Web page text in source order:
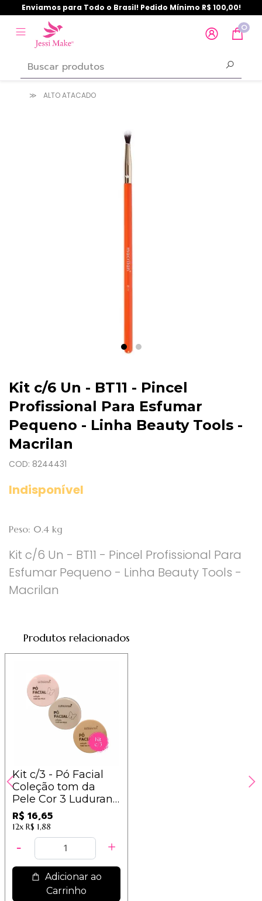
Enviamos para Todo o Brasil! Pedido Mínimo R$ 100,00!
0
ALTO ATACADO
Kit c/6 Un - BT11 - Pincel
Profissional Para Esfumar
Pequeno - Linha Beauty Tools -
Macrilan
COD: 8244431
Indisponível
Peso: 0.4 kg
Kit c/6 Un - BT11 - Pincel Profissional Para
Esfumar Pequeno - Linha Beauty Tools -
Macrilan
Produtos relacionados
Kit c/3 - Pó Facial
Coleção tom da
Pele Cor 3 Ludurana
- B00396
R$ 16,65
12x R$ 1,88
Adicionar ao
Carrinho